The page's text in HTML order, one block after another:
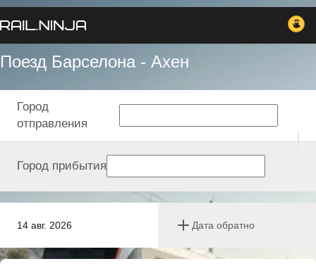
Поезд Барселона - Ахен
14 авг. 2026 Дата обратно
Город
отправления
Город прибытия